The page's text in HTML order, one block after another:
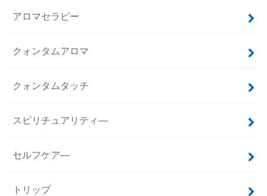
アロマセラピー
クォンタムアロマ
クォンタムタッチ
スピリチュアリティ―
セルフケア―
トリップ